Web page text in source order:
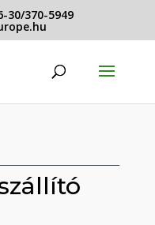
30/370-5949